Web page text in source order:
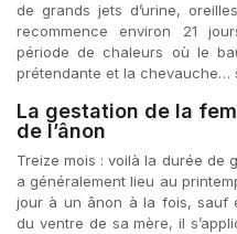
de grands jets d’urine,
recommence environ 21
période de chaleurs où le
prétendante et la chevauche…
La gestation de la
de l’ânon
Treize mois : voilà la durée de
a généralement lieu au
jour à un ânon à la fois, sauf
du ventre de sa mère, il